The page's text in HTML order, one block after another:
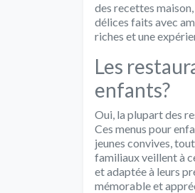
des recettes
délices faits avec
riches et une
Les
enfants?
Oui, la plupart des
Ces menus pour
jeunes convives,
familiaux veillent à
et adaptée à leurs
mémorable et